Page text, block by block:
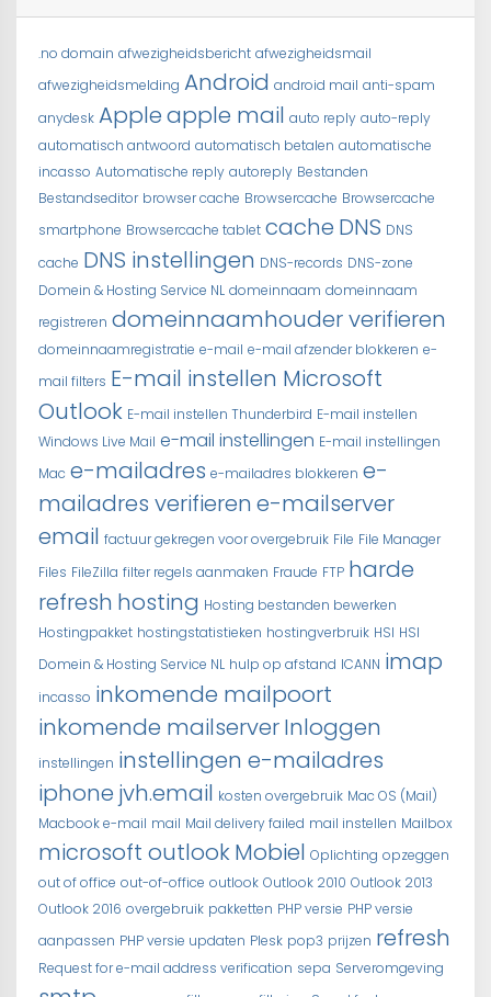
.no domain afwezigheidsbericht afwezigheidsmail
afwezigheidsmelding Android android mail anti-spam
anydesk Appleapple mail auto reply auto-reply
automatisch antwoord automatisch betalen automatische
incasso Automatische reply autoreply Bestanden
Bestandseditor browser cache Browsercache Browsercache
smartphone Browsercache tablet cache DNS DNS
cache DNS instellingen DNS-records DNS-zone
Domein & Hosting Service NL domeinnaam domeinnaam
registreren domeinnaamhouder verifieren
domeinnaamregistratie e-mail e-mail afzender blokkeren e-
mail filters E-mail instellen Microsoft
Outlook E-mail instellen Thunderbird E-mail instellen
Windows Live Mail e-mail instellingen E-mail instellingen
Mac e-mailadres e-mailadres blokkeren e-
mailadres verifieren e-mailserver
email factuur gekregen voor overgebruik File File Manager
Files FileZilla filter regels aanmaken Fraude FTP harde
refresh hosting Hosting bestanden bewerken
Hostingpakket hostingstatistieken hostingverbruik HSI HSI
Domein & Hosting Service NL hulp op afstand ICANN imap
incasso inkomende mailpoort
inkomende mailserverInloggen
instellingen instellingen e-mailadres
iphone jvh.email kosten overgebruik Mac OS (Mail)
Macbook e-mail mail Mail delivery failed mail instellen Mailbox
microsoft outlookMobiel Oplichting opzeggen
out of office out-of-office outlook Outlook 2010 Outlook 2013
Outlook 2016 overgebruik pakketten PHP versie PHP versie
aanpassen PHP versie updaten Plesk pop3 prijzen refresh
Request for e-mail address verification sepa Serveromgeving